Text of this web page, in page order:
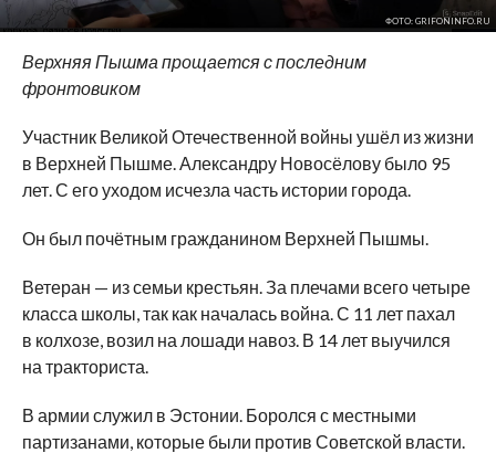
ФОТО: GRIFONINFO.RU
Верхняя Пышма прощается споследним
фронтовиком
Участник Великой Отечественной войны ушёл изжизни
в Верхней Пышме. Александру Новосёлову было 95
лет. С его уходом исчезла часть истории города.
Он был почётным гражданином Верхней Пышмы.
Ветеран — изсемьи крестьян. За плечами всего четыре
класса школы, так как началась война. С 11 лет пахал
в колхозе, возил на лошади навоз. В 14 лет выучился
на тракториста.
В армии служил в Эстонии. Боролся с местными
партизанами, которые были против Советской власти.